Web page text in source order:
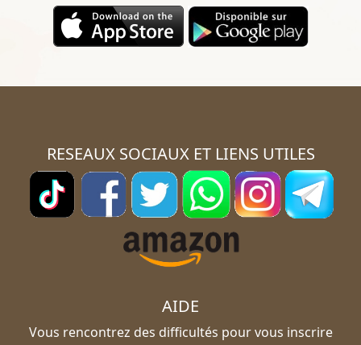
RESEAUX SOCIAUX ET LIENS UTILES
AIDE
Vous rencontrez des difficultés pour vous inscrire